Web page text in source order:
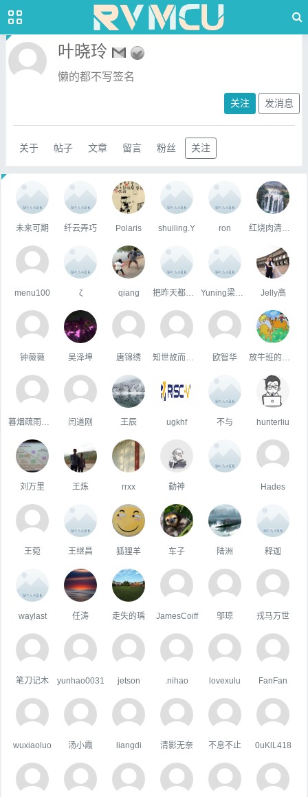
叶晓玲
懒的都不写签名
关注 发消息
关于 帖子 文章 留言 粉丝 关注
未来可期 纤云弄巧 Polaris shuiling.Y ron
menu100 ζ qiang Jelly高
钟薇薇 吴泽坤 唐锦绣 欧智华
闫道刚 王辰 ugkhf 不与 hunterliu
刘万里 王炼 rrxx 勤神 Hades
王菀 王继昌 狐狸羊 车子 陆洲 释迦
waylast 任涛 走失的瑀 JamesCoiff 邬琼 戎马万世
笔刀记木 yunhao0031 jetson .nihao lovexulu FanFan
wuxiaoluo 汤小霞 liangdi 清影无奈 不息不止 0uKlL418